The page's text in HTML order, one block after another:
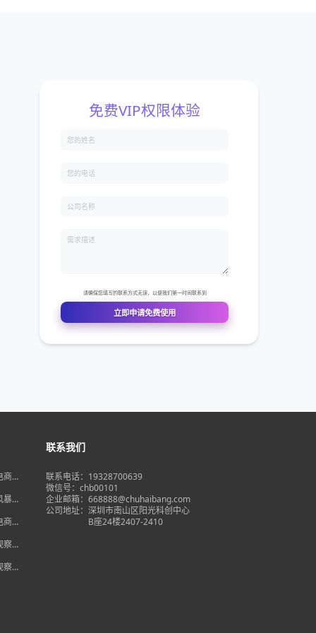
大
】
字
新
突
】
流
】
联系我们
联系电话：19328700639
微信号：chb00101
企业邮箱：668888@chuhaibang.com
公司地址： 深圳市南山区阳光科创中心
B座24楼2407-2410